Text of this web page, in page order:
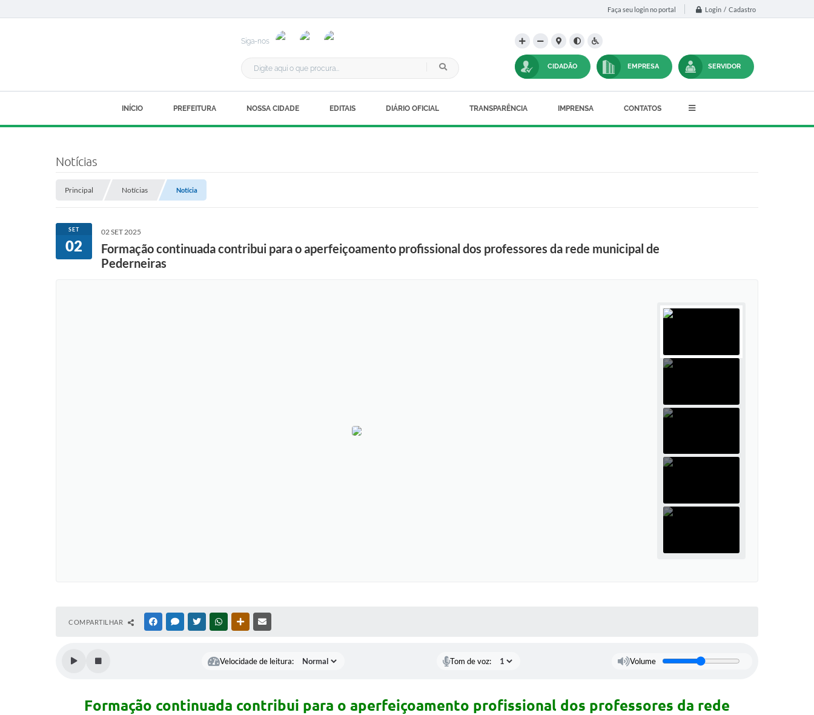
Faça seu login no portal Login / Cadastro
Siga-nos
CIDADÃO EMPRESA SERVIDOR
INÍCIO PREFEITURA NOSSA CIDADE EDITAIS DIÁRIO OFICIAL TRANSPARÊNCIA IMPRENSA CONTATOS
Notícias
Principal Notícias Notícia
SET
02
02 SET 2025
Formação continuada contribui para o aperfeiçoamento profissional dos professores da rede municipal de
Pederneiras
COMPARTILHAR FACEBOOKMESSENGER
TWITTERWHATSAPPOUTRAS MÍDIAS
Velocidade de leitura: Tom de voz: Volume
Formação continuada contribui para o aperfeiçoamento profissional dos professores da rede